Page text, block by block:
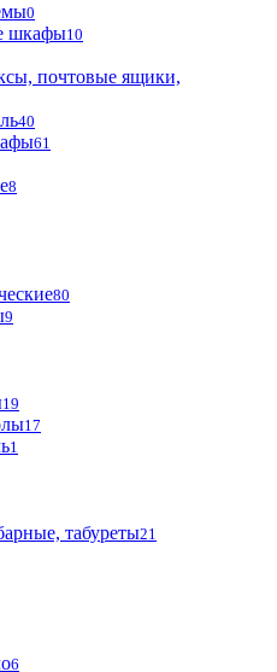
0
шкафы10
почтовые ящики,
40
61
8
80
9
19
17
1
табуреты21
6